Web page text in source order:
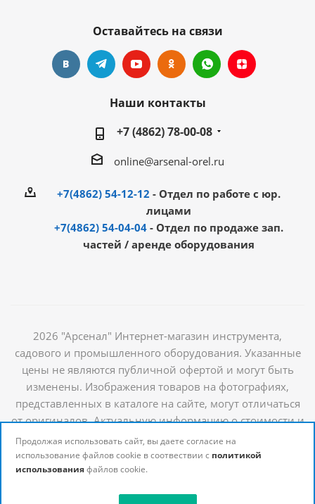
Оставайтесь на связи
Наши контакты
+7 (4862) 78-00-08
online@arsenal-orel.ru
+7(4862) 54-12-12 - Отдел по работе с юр.
лицами
+7(4862) 54-04-04 - Отдел по продаже зап.
частей / аренде оборудования
2026 "Арсенал" Интернет-магазин инструмента,
садового и промышленного оборудования. Указанные
цены не являются публичной офертой и могут быть
изменены. Изображения товаров на фотографиях,
представленных в каталоге на сайте, могут отличаться
от оригиналов. Актуальную информацию о стоимости и
наличии товаров можно получить у наших
менеджеров
Продолжая использовать сайт, вы даете согласие на
использование файлов cookie в соотвествии с политикой
использованияфайлов cookie.